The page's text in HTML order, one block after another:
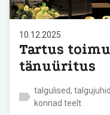
10.12.2025
Tartus
tänuüritus
talgulised,
konnad teelt